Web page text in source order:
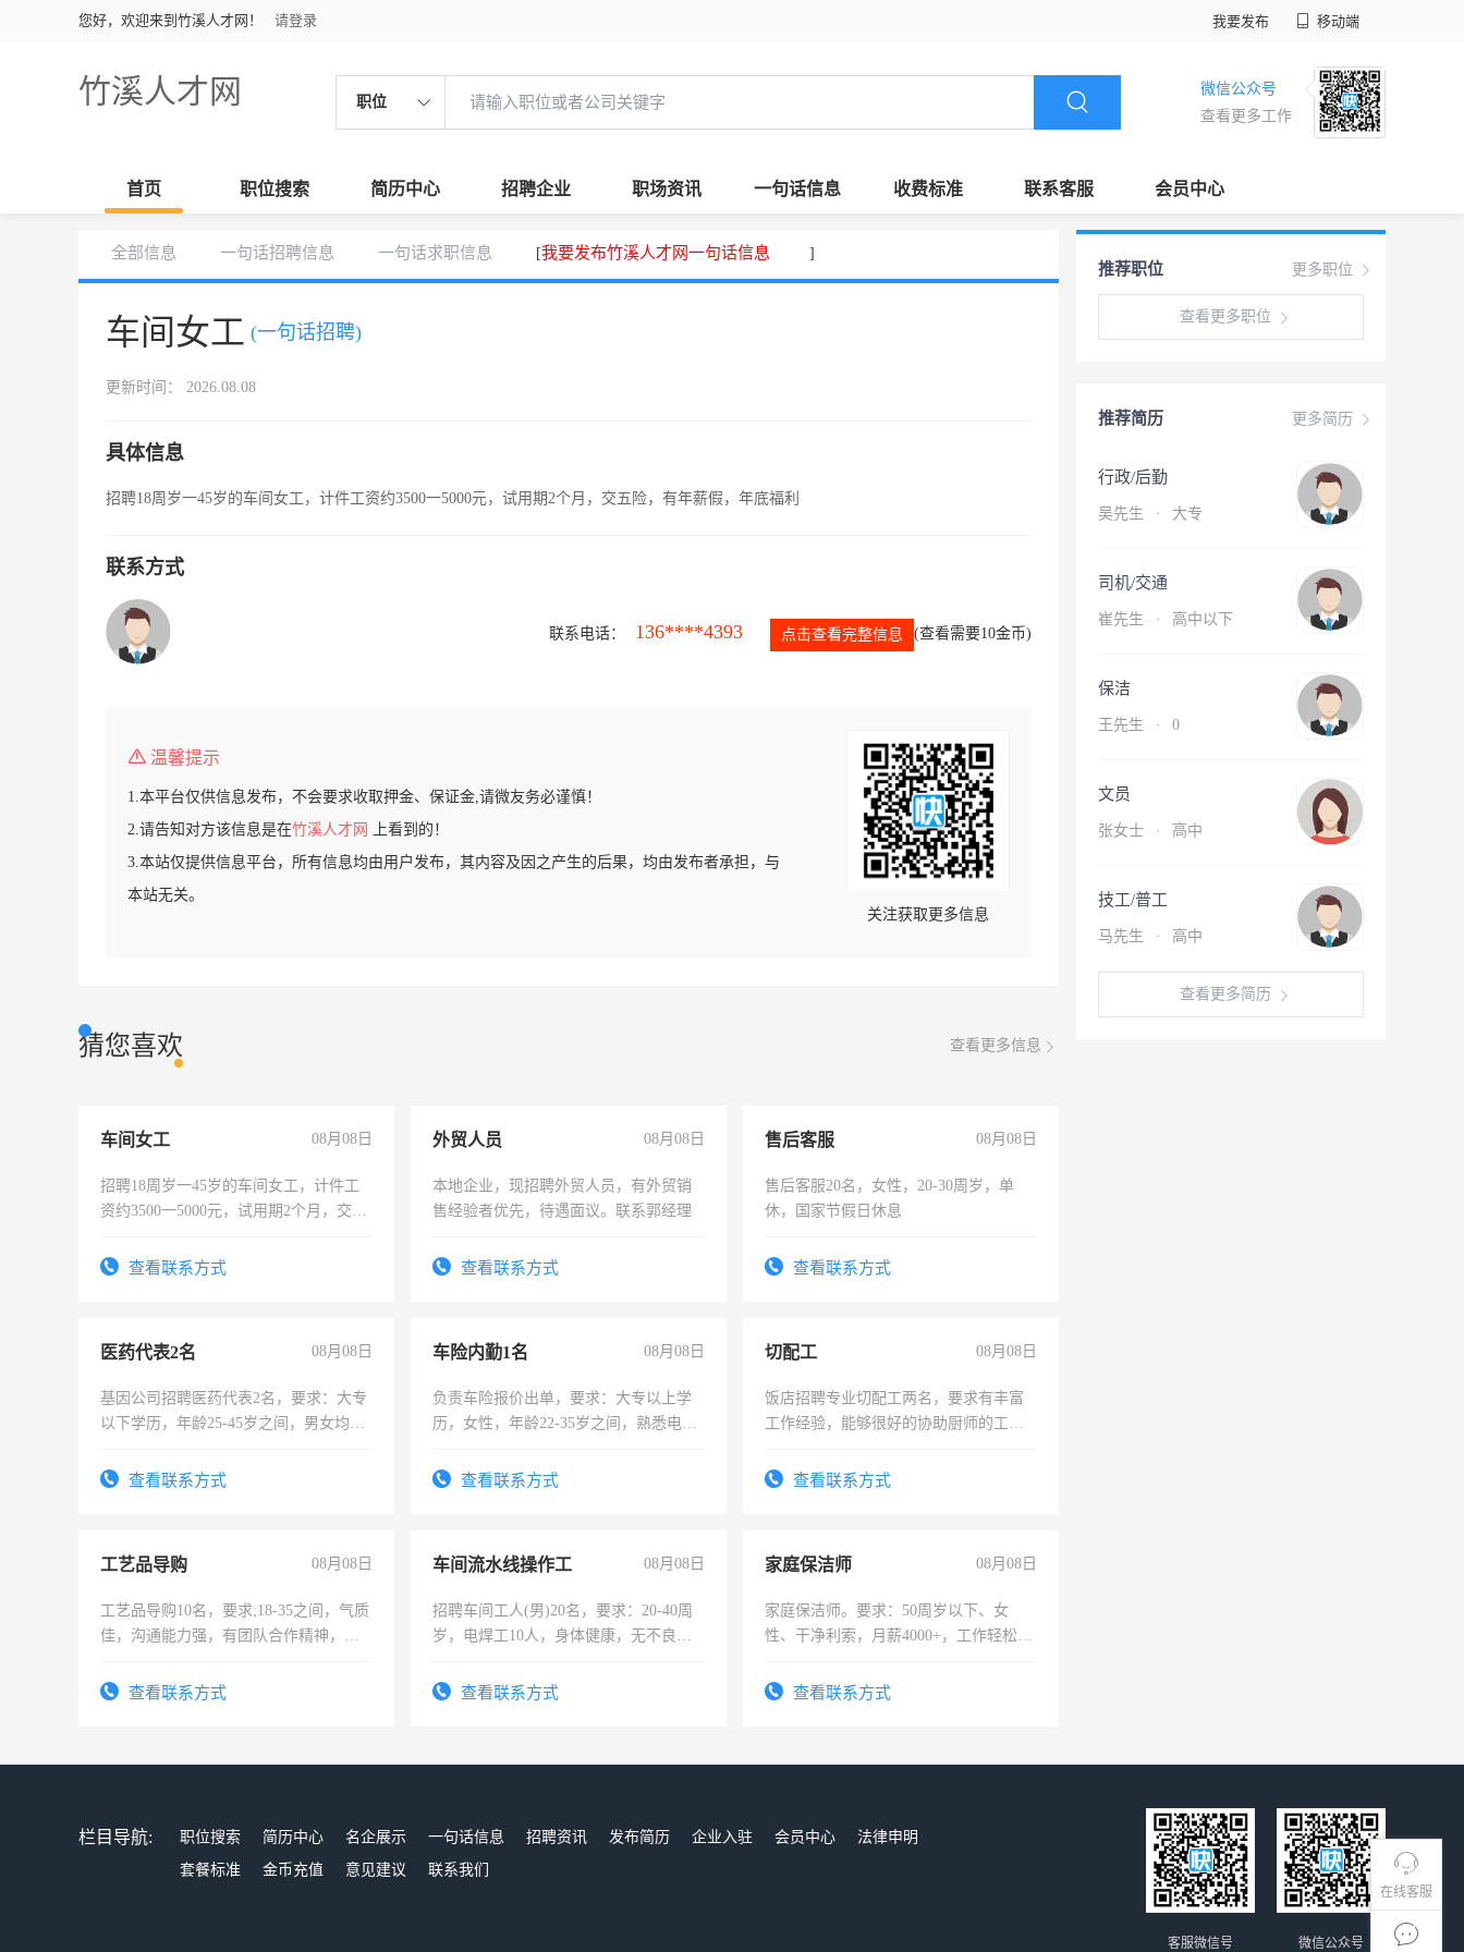
您好，欢迎来到竹溪人才网！ 请登录 我要发布 移动端
竹溪人才网 职位
微信公众号
查看更多工作
首页 职位搜索 简历中心 招聘企业 职场资讯 一句话信息 收费标准 联系客服 会员中心
在线客服
全部信息 一句话招聘信息 一句话求职信息 [我要发布竹溪人才网一句话信息 ]
车间女工 (一句话招聘)
更新时间： 2026.08.08
具体信息
招聘18周岁一45岁的车间女工，计件工资约3500一5000元，试用期2个月，交五险，有年薪假，年底福利
联系方式
联系电话： 136****4393 点击查看完整信息 (查看需要10金币)
温馨提示
1.本平台仅供信息发布，不会要求收取押金、保证金,请微友务必谨慎！
2.请告知对方该信息是在竹溪人才网
上看到的！
3.本站仅提供信息平台，所有信息均由用户发布，其内容及因之产生的后果，均由发布者承担，与
本站无关。
关注获取更多信息
猜您喜欢 查看更多信息
车间女工 08月08日
招聘18周岁一45岁的车间女工，计件工
资约3500一5000元，试用期2个月，交五
查看联系方式
外贸人员 08月08日
本地企业，现招聘外贸人员，有外贸销
售经验者优先，待遇面议。联系郭经理
查看联系方式
售后客服 08月08日
售后客服20名，女性，20-30周岁，单
休，国家节假日休息
查看联系方式
医药代表2名 08月08日
基因公司招聘医药代表2名，要求：大专
以下学历，年龄25-45岁之间，男女均
表或者有医学资质的优先，底薪+绩效，
查看联系方式
车险内勤1名 08月08日
负责车险报价出单，要求：大专以上学
历，女性，年龄22-35岁之间，熟悉电脑
试用期1-3个月，转正后交纳五险，
查看联系方式
切配工 08月08日
饭店招聘专业切配工两名，要求有丰富
工作经验，能够很好的协助厨师的工
4500。查看联系方式
工艺品导购 08月08日
工艺品导购10名，要求;18-35之间，气质
佳，沟通能力强，有团队合作精神，有
查看联系方式
车间流水线操作工 08月08日
招聘车间工人(男)20名，要求：20-40周
岁，电焊工10人，身体健康，无不良嗜
宿，免费发放劳保用品，两班倒，每月
查看联系方式
家庭保洁师 08月08日
家庭保洁师。要求：50周岁以下、女
性、干净利索，月薪4000+，工作轻松，
太太等。查看联系方式
更多职位
推荐职位
查看更多职位
更多简历
推荐简历
行政/后勤
吴先生 · 大专
司机/交通
崔先生 · 高中以下
保洁
王先生 · 0
文员
张女士 · 高中
技工/普工
马先生 · 高中
查看更多简历
栏目导航: 职位搜索 简历中心 名企展示 一句话信息 招聘资讯 发布简历 企业入驻 会员中心
法律申明
套餐标准
金币充值 意见建议 联系我们
微信公众号
客服微信号